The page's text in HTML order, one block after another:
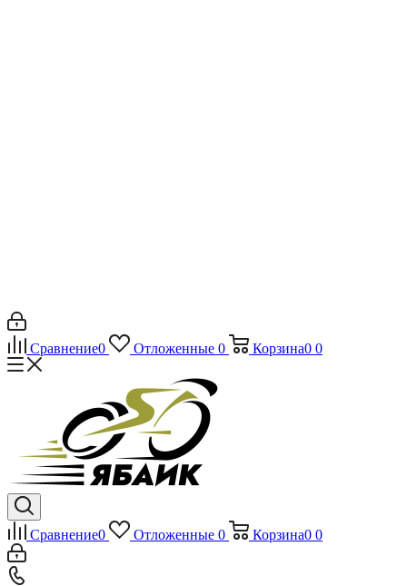
Сравнение0 Отложенные 0 Корзина0 0
Сравнение0 Отложенные 0 Корзина0 0